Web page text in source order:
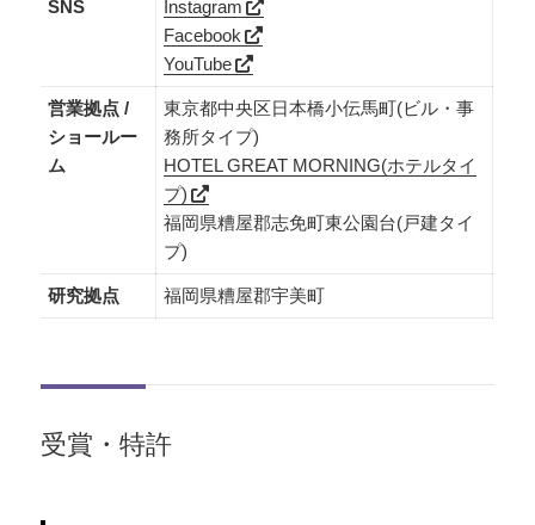
SNS
Instagram
Facebook
YouTube
営業拠点 /
ショールー
ム
東京都中央区日本橋小伝馬町(ビル・事
務所タイプ)
HOTEL GREAT MORNING(ホテルタイ
プ)
福岡県糟屋郡志免町東公園台(戸建タイ
プ)
研究拠点 福岡県糟屋郡宇美町
受賞・特許